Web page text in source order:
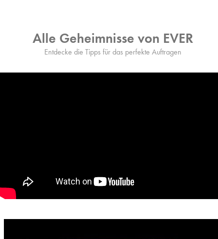
Alle Geheimnisse von EVER
Entdecke die Tipps für das perfekte Auftragen